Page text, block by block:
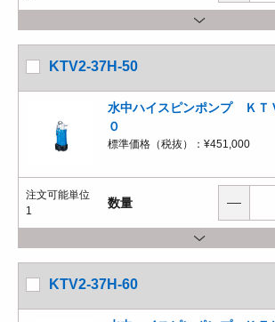
KTV2-37H-50
水中ハイスピンポンプ ＫＴ
０
標準価格（税抜）： ¥451,000
注文可能単位
1
数量
KTV2-37H-60